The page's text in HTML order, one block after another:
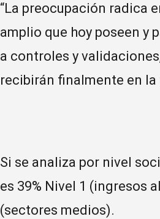
“La preocupación radica
amplio que hoy poseen y
a controles y
recibirán finalmente en
Si se analiza por nivel
es 39% Nivel 1 (ingresos
(sectores medios).